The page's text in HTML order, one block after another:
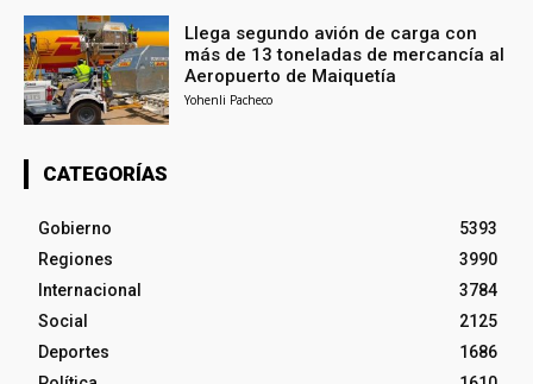
Llega segundo avión de carga con
más de 13 toneladas de mercancía al
Aeropuerto de Maiquetía
Yohenli Pacheco
CATEGORÍAS
Gobierno
5393
Regiones
3990
Internacional
3784
Social
2125
Deportes
1686